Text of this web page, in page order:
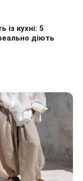
із кухні: 5
діють